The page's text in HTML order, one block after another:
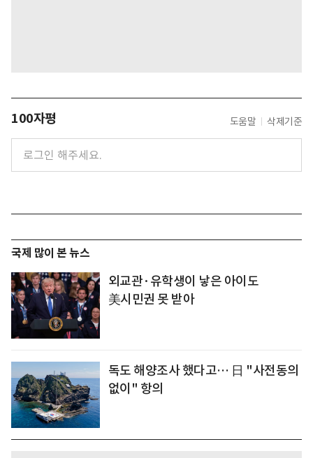
100자평 도움말 삭제기준
국제 많이 본 뉴스
외교관·유학생이 낳은 아이도
美시민권 못 받아
독도 해양조사 했다고… 日 "사전동의
없이" 항의